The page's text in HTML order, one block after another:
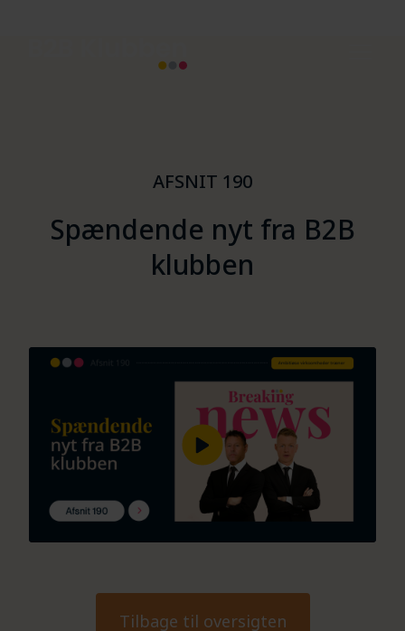
AFSNIT 190
Spændende nyt fra B2B
klubben
Tilbage til oversigten